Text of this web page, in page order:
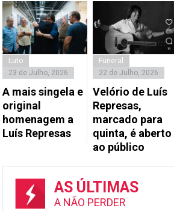
Luto
23 de Julho, 2026
A mais singela e
original
homenagem a
Luís Represas
Funeral
22 de Julho, 2026
Velório de Luís
Represas,
marcado para
quinta, é aberto
ao público
AS ÚLTIMAS
A NÃO PERDER